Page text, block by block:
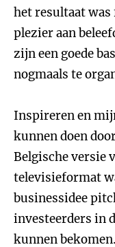
het resultaat
plezier aan
zijn een goede
nogmaals te
Inspireren en
kunnen doen
Belgische versie
televisieformat
businessidee
investeerders in
kunnen